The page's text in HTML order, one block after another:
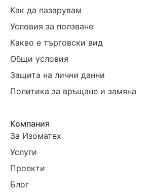
Как да пазарувам
Условия за ползване
Какво е търговски вид
Oбщи условия
Защита на лични данни
Политика за връщане и замяна
Компания
За Изоматех
Услуги
Проекти
Блог